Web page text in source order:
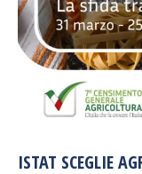
ISTAT SCEGLIE